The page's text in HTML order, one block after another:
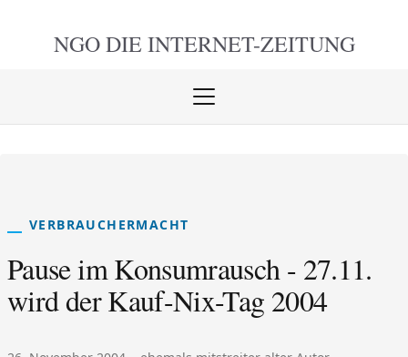
NGO DIE INTERNET-ZEITUNG
Menü
VERBRAUCHERMACHT
Pause im Konsumrausch - 27.11.
wird der Kauf-Nix-Tag 2004